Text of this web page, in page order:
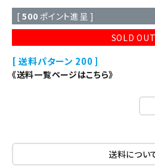
[ 500 ポイント進呈 ]
SOLD OUT
送料パターン 200
《送料一覧ページはこちら》
送料につい